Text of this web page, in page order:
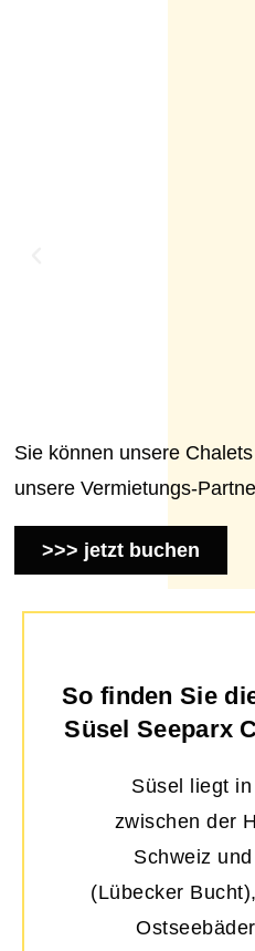
Sie können unsere
unsere Vermietungs-
>>> jetzt buchen
So finden Sie
Süsel Seeparx
Süsel liegt
zwischen der
Schweiz
(Lübecker